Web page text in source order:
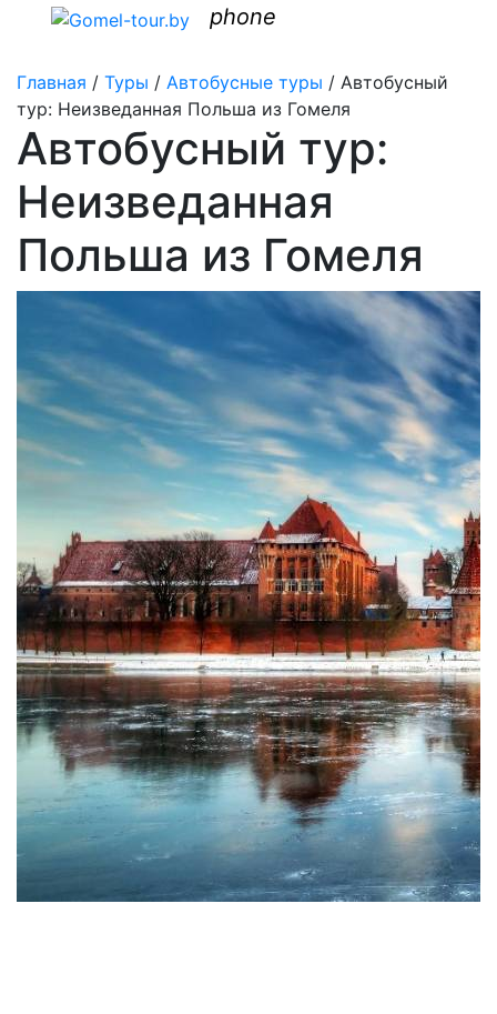
phone
Главная / Туры / Автобусные туры / Автобусный
тур: Неизведанная Польша из Гомеля
Автобусный тур:
Неизведанная
Польша из Гомеля